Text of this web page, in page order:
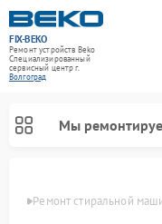
FIX-BEKO
Ремонт устройств Beko
Специализированный
cервисный центр г.
Волгоград
Мы
Ремонт стиральной